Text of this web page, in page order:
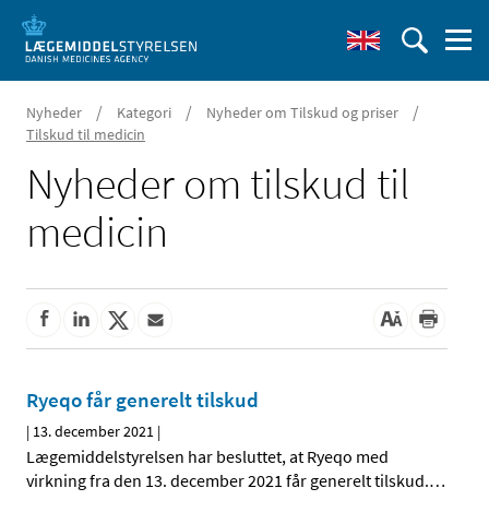
Nyheder / Kategori / Nyheder om Tilskud og priser /
Tilskud til medicin
Nyheder om tilskud til
medicin
Ryeqo får generelt tilskud
| 13. december 2021 |
Lægemiddelstyrelsen har besluttet, at Ryeqo med
virkning fra den 13. december 2021 får generelt tilskud.…